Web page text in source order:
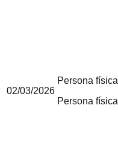
02/03/2026
Persona física
Persona física